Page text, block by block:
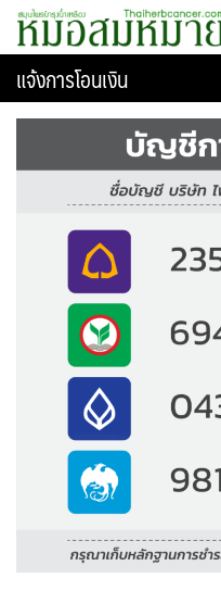
SkipG-HERB หมอสมหมาย
แจ้งการโอนเงิน